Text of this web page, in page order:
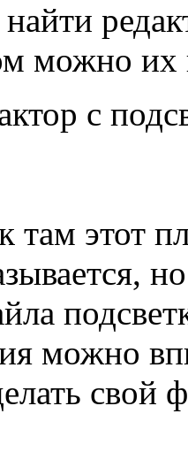
можно их
с
этот
можно
свой